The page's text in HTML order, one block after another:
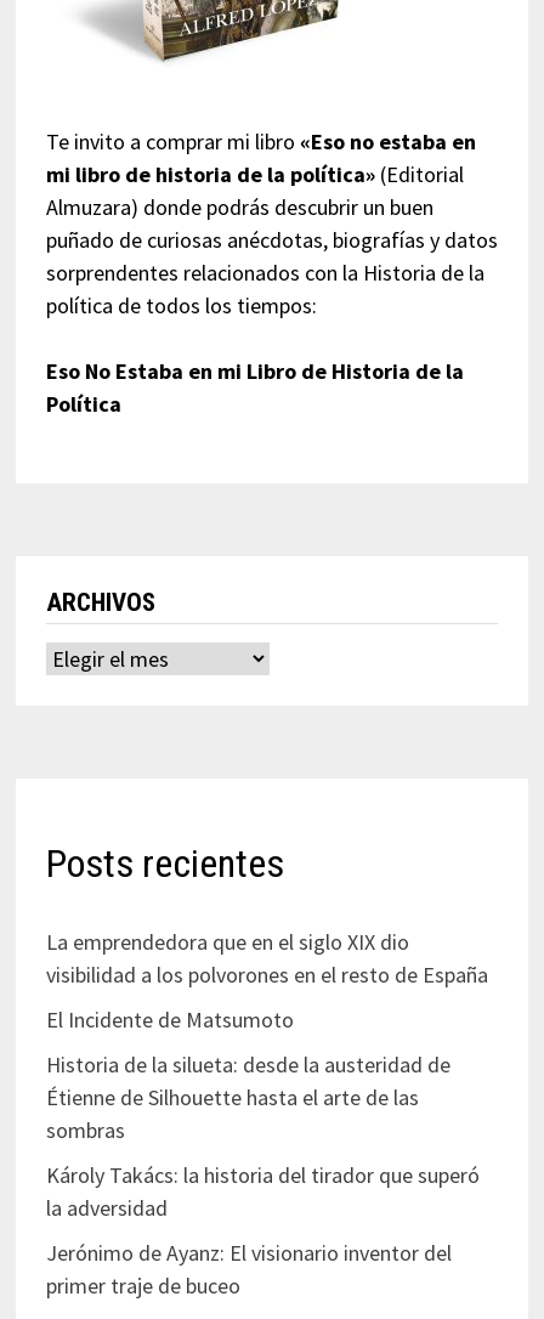
Te invito a comprar mi libro «Eso no estaba en
mi libro de historia de la política»(Editorial
Almuzara) donde podrás descubrir un buen
puñado de curiosas anécdotas, biografías y datos
sorprendentes relacionados con la Historia de la
política de todos los tiempos:
Eso No Estaba en mi Libro de Historia de la
Política
ARCHIVOS
Archivos
Posts recientes
La emprendedora que en el siglo XIX dio
visibilidad a los polvorones en el resto de España
El Incidente de Matsumoto
Historia de la silueta: desde la austeridad de
Étienne de Silhouette hasta el arte de las
sombras
Károly Takács: la historia del tirador que superó
la adversidad
Jerónimo de Ayanz: El visionario inventor del
primer traje de buceo